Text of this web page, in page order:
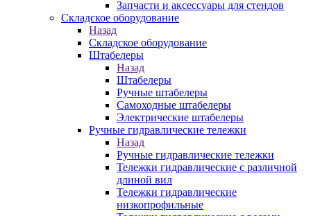
Запчасти и аксессуары для стендов
Складское оборудование
Назад
Складское оборудование
Штабелеры
Назад
Штабелеры
Ручные штабелеры
Самоходные штабелеры
Электрические штабелеры
Ручные гидравлические тележки
Назад
Ручные гидравлические тележки
Тележки гидравлические с различной
длиной вил
Тележки гидравлические
низкопрофильные